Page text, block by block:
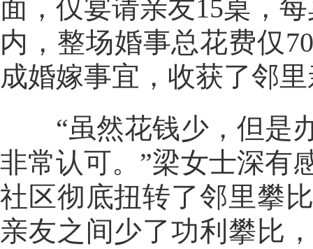
面，仅宴请亲友15桌，
内，整场婚事总花费仅
成婚嫁事宜，收获了邻
“虽然花钱少，但是办
非常认可。”梁女士深有
社区彻底扭转了邻里攀
亲友之间少了功利攀比